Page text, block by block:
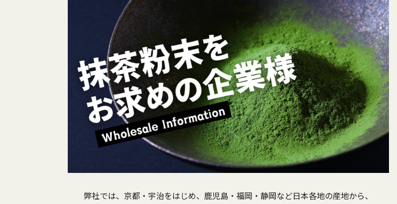
弊社では、京都・宇治をはじめ、鹿児島・福岡・静岡など日本各地の産地から、